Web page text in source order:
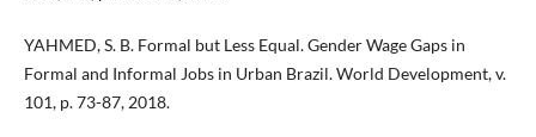
YAHMED, S. B. Formal but Less Equal. Gender Wage Gaps in
Formal and Informal Jobs in Urban Brazil. World Development, v.
101, p. 73-87, 2018.